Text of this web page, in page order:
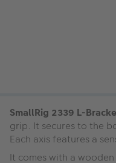
SmallRig 2339 L-
grip. It secures to the
Each axis features a
It comes with a